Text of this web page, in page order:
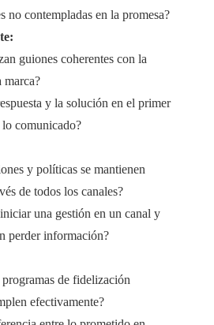
no contempladas en la promesa?
guiones coherentes con la
marca?
y la solución en el primer
comunicado?
y políticas se mantienen
de todos los canales?
una gestión en un canal y
perder información?
de fidelización
efectivamente?